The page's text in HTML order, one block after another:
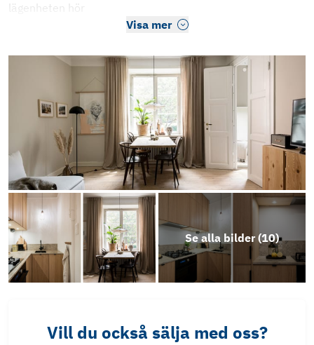
lägenheten hör
Visa mer
Se alla bilder (10)
Vill du också sälja med oss?